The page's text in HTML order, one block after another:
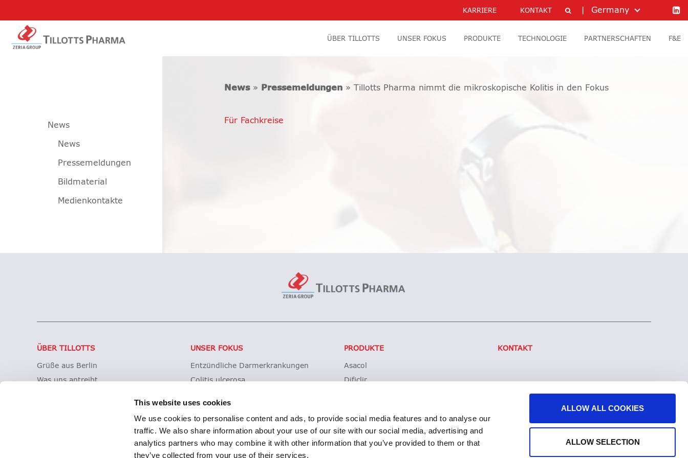
This website uses cookies
We use cookies to personalise content and ads, to provide social media features and to analyse our
traffic. We also share information about your use of our site with our social media, advertising and
analytics partners who may combine it with other information that you’ve provided to them or that
they’ve collected from your use of their services.
ALLOW ALL COOKIES
ALLOW SELECTION
KARRIERE KONTAKT Germany
ÜBER TILLOTTS UNSER FOKUS PRODUKTE TECHNOLOGIE PARTNERSCHAFTEN F&E
News» Pressemeldungen » Tillotts Pharma nimmt die mikroskopische Kolitis in den Fokus
Für Fachkreise
News
News
Pressemeldungen
Bildmaterial
Medienkontakte
ÜBER TILLOTTS
Grüße aus Berlin
Was uns antreibt
UNSER FOKUS
Entzündliche Darmerkrankungen
Colitis ulcerosa
Clostridioides difficile-Infektionen (CDI)
PRODUKTE
Asacol
Dificlir
Erstattung Lagerwertverluste
KONTAKT